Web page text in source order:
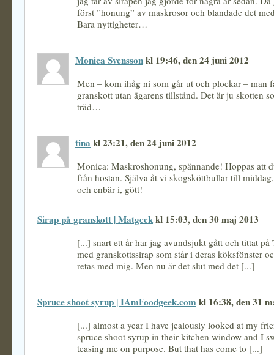
först ”honung” av maskrosor och blandade det
Bara nyttigheter…
Monica Svenssonkl 19:46, den 24 juni 2012
Men – kom ihåg ni som går ut och plockar – man
granskott utan ägarens tillstånd. Det är ju skotten
träd…
tina kl 23:21, den 24 juni 2012
Monica: Maskroshonung, spännande! Hoppas att
från hostan. Själva åt vi skogsköttbullar till
och enbär i, gött!
Sirap på granskott | Matgeekkl 15:03, den 30 maj 2013
[...] snart ett år har jag avundsjukt gått och tittat på
med granskottssirap som står i deras köksfönster
retas med mig. Men nu är det slut med det [...]
Spruce shoot syrup | IAmFoodgeek.comkl 16:38, den 31
[...] almost a year I have jealously looked at my
spruce shoot syrup in their kitchen window and I
teasing me on purpose. But that has come to [...]